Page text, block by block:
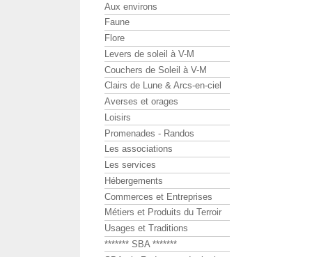
Aux environs
Faune
Flore
Levers de soleil à V-M
Couchers de Soleil à V-M
Clairs de Lune & Arcs-en-ciel
Averses et orages
Loisirs
Promenades - Randos
Les associations
Les services
Hébergements
Commerces et Entreprises
Métiers et Produits du Terroir
Usages et Traditions
******* SBA *******